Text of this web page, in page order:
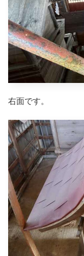
右面です。